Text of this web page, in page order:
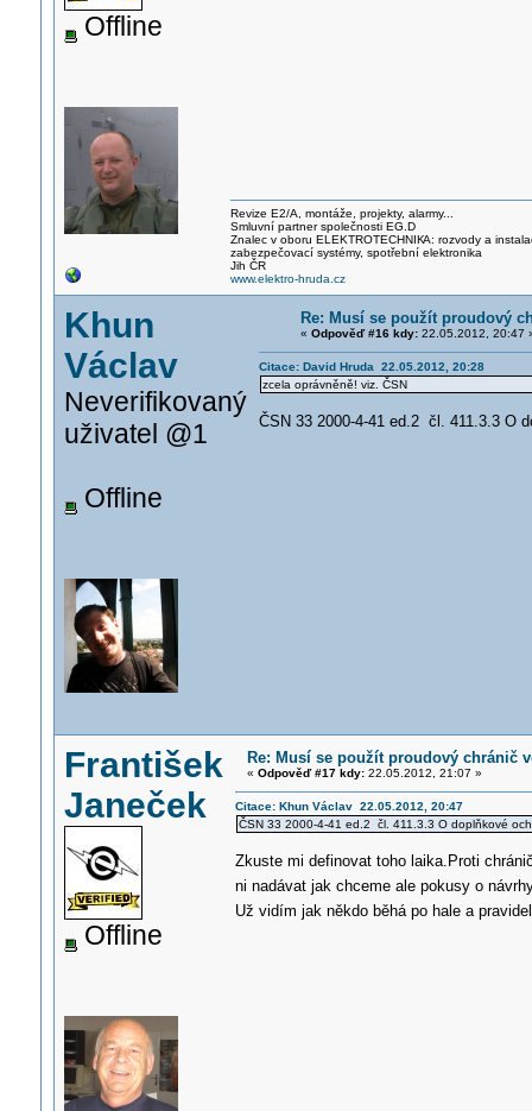
Offline
Revize E2/A, montáže, projekty, alarmy...
Smluvní partner společnosti EG.D
Znalec v oboru ELEKTROTECHNIKA: rozvody a
zabezpečovací systémy, spotřební elektronika
Jih ČR
www.elektro-hruda.cz
Khun
Václav
Neverifikovaný
uživatel @1
Offline
Re: Musí se použít proudový
« Odpověď #16 kdy:22.05.2012, 20:47
Citace: David Hruda 22.05.2012, 20:28
zcela oprávněně! viz. ČSN
ČSN 33 2000-4-41 ed.2 čl. 411.3.3 O
František
Janeček
Offline
Re: Musí se použít proudový chránič
« Odpověď #17 kdy:22.05.2012, 21:07 »
Citace: Khun Václav 22.05.2012, 20:47
ČSN 33 2000-4-41 ed.2 čl. 411.3.3 O doplňkové
Zkuste mi definovat toho laika.Proti
ni nadávat jak chceme ale pokusy o
Už vidím jak někdo běhá po hale a